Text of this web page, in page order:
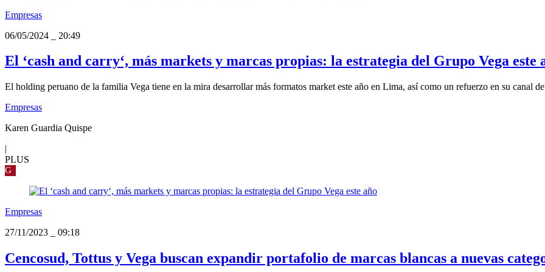
Empresas
06/05/2024
20:49
El ‘cash and carry‘, más markets y marcas propias: la estrategia del Grupo Vega este
El holding peruano de la familia Vega tiene en la mira desarrollar más formatos market este año en Lima, así como un refuerzo en su canal
Empresas
Karen Guardia Quispe
|
PLUS
G
Empresas
27/11/2023
09:18
Cencosud, Tottus y Vega buscan expandir portafolio de marcas blancas a nuevas